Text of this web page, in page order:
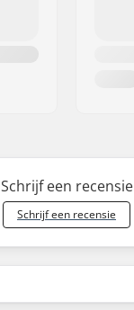
Schrijf een recensie
Schrijf een recensie